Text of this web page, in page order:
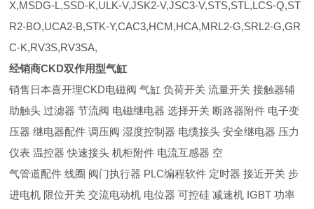
X,MSDG-L,SSD-K,ULK-V,JSK2-V,JSC3-V,STS,STL,LCS-Q,ST
R2-BO,UCA2-B,STK-Y,CAC3,HCM,HCA,MRL2-G,SRL2-G,GR
C-K,RV3S,RV3SA,
经销商CKD双作用型气缸
销售日本喜开理CKD电磁阀 气缸 负荷开关 流量开关 接触器辅
助触头 过滤器 节流阀 电磁继电器 选择开关 断路器附件 电子变
压器 继电器配件 调压阀 湿度控制器 电缆接头 安全继电器 压力
仪表 温控器 快速接头 机柜附件 电流互感器 空
气管道配件 线圈 阀门执行器 PLC编程软件 定时器 接近开关 步
进电机 限位开关 交流电动机 电位器 可控硅 减速机 IGBT 功率